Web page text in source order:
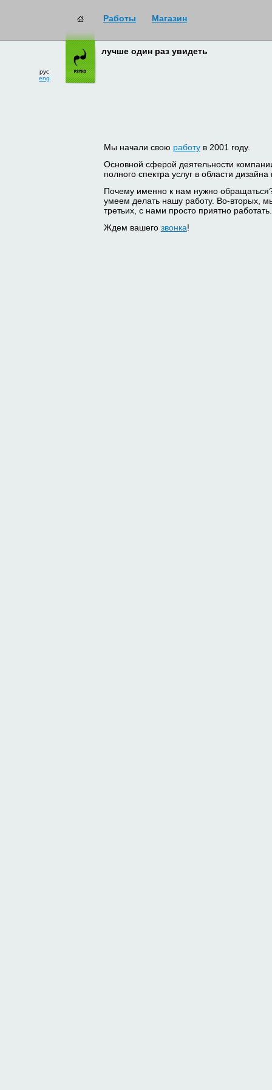
лучше один раз увидеть
Мы начали свою работув 2001 году.
Основной сферой деятельности
полного спектра услуг в области
Почему именно к нам нужно
умеем делать нашу работу. Во-вторых,
третьих, с нами просто приятно работать.
Ждем вашего звонка!